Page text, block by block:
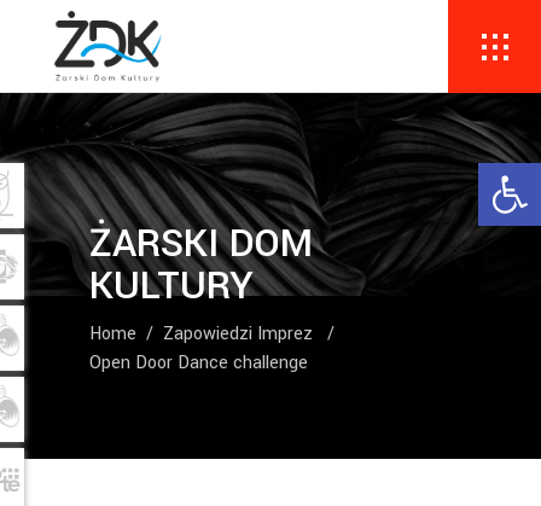
ŻARSKI DOM
KULTURY
Home / Zapowiedzi Imprez
/
Open Door Dance challenge